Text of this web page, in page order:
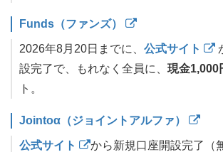
Funds（ファンズ）
2026年8月20日までに、 公式サイト
設完了で、もれなく全員に、 現金1,000
ト。
Jointoα（ジョイントアルファ）
公式サイト から新規口座開設完了（